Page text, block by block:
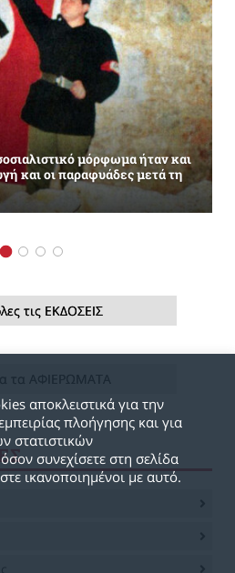
μόρφωμα ήταν και
και οι παραφυάδες μετά τη
τις ΕΚΔΟΣΕΙΣ
αποκλειστικά για την
πλοήγησης και για
στατιστικών
συνεχίσετε στη σελίδα
ικανοποιημένοι με αυτό.